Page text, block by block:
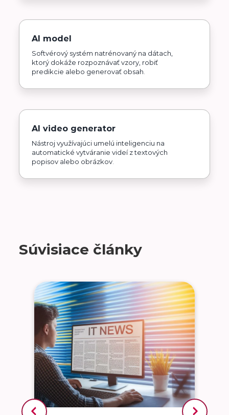
AI model
Softvérový systém natrénovaný na dátach,
ktorý dokáže rozpoznávať vzory, robiť
predikcie alebo generovať obsah.
AI video generator
Nástroj využívajúci umelú inteligenciu na
automatické vytváranie videí z textových
popisov alebo obrázkov.
Súvisiace články